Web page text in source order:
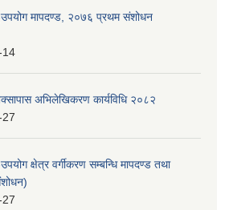
उपयोग मापदण्ड, २०७६ प्रथम संशोधन
14
अभिलेखिकरण कार्यविधि २०८२
क्षेत्र वर्गीकरण सम्बन्धि मापदण्ड तथा